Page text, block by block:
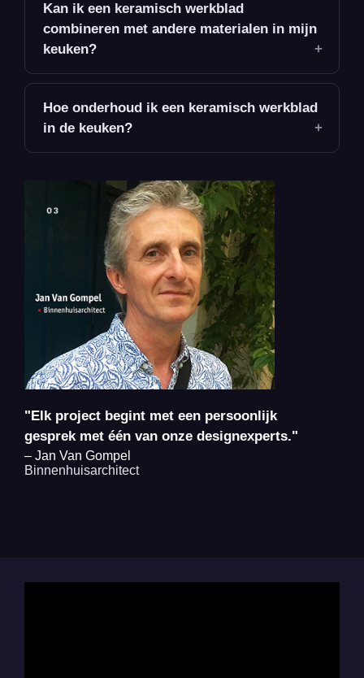
"Elk project begint met een persoonlijk
gesprek met één van onze designexperts."
– Jan Van Gompel
Binnenhuisarchitect
Kan ik een keramisch werkblad
combineren met andere materialen in mijn
keuken?
Hoe onderhoud ik een keramisch werkblad
in de keuken?